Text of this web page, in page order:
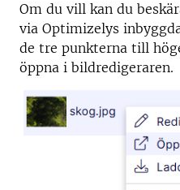
Om du vill kan du
via Optimizelys
de tre punkterna till
öppna i bildredigeraren.